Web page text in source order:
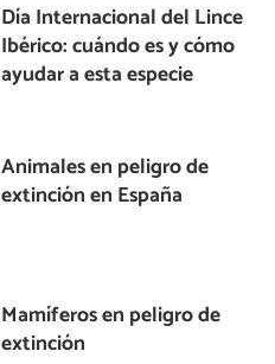
Día Internacional del Lince
Ibérico: cuándo es y cómo
ayudar a esta especie
Animales en peligro de
extinción en España
Mamíferos en peligro de
extinción